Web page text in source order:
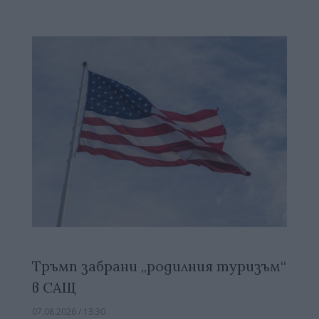
Тръмп забрани „родилния туризъм“
в САЩ
07.08.2026 / 13:30